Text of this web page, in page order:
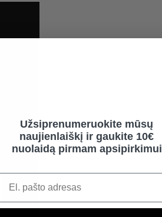
Užsiprenumeruokite mūsų
naujienlaiškį ir gaukite 10€
nuolaidą pirmam apsipirkimui